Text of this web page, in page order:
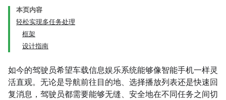
本页内容
轻松实现多任务处理
框架
设计指南
如今的驾驶员希望车载信息娱乐系统能够像智能手机一样灵
活直观。无论是导航前往目的地、选择播放列表还是快速回
复消息，驾驶员都需要能够无缝、安全地在不同任务之间切